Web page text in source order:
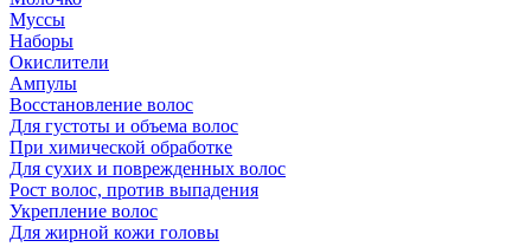
Муссы
Наборы
Окислители
Ампулы
Восстановление волос
Для густоты и объема волос
При химической обработке
Для сухих и поврежденных волос
Рост волос, против выпадения
Укрепление волос
Для жирной кожи головы